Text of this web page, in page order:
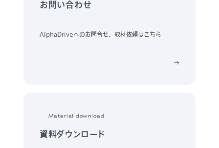
お問い合わせ
AlphaDriveへのお問合せ、取材依頼はこちら
Material download
資料ダウンロード